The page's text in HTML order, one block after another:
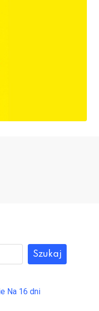
Szukaj
Na 16 dni